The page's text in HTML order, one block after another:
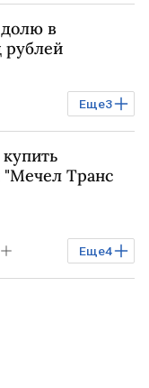
в
рублей
Еще3
"Мечел Транс
Еще4